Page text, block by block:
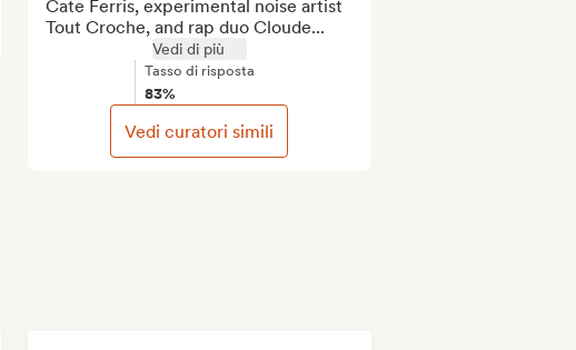
Cate Ferris, experimental noise artist
Tout Croche, and rap duo Cloude...
Vedi di più
Tasso di risposta
83%
Vedi curatori simili